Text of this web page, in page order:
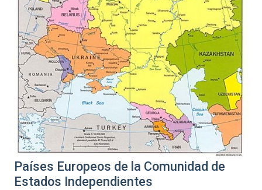
Países Europeos de la Comunidad de
Estados Independientes